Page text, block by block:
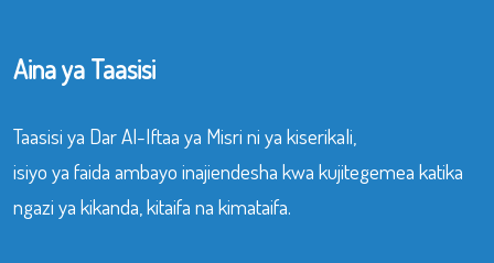
Aina ya Taasisi
Taasisi ya Dar Al-Iftaa ya Misri ni ya kiserikali,
isiyo ya faida ambayo inajiendesha kwa kujitegemea katika
ngazi ya kikanda, kitaifa na kimataifa.